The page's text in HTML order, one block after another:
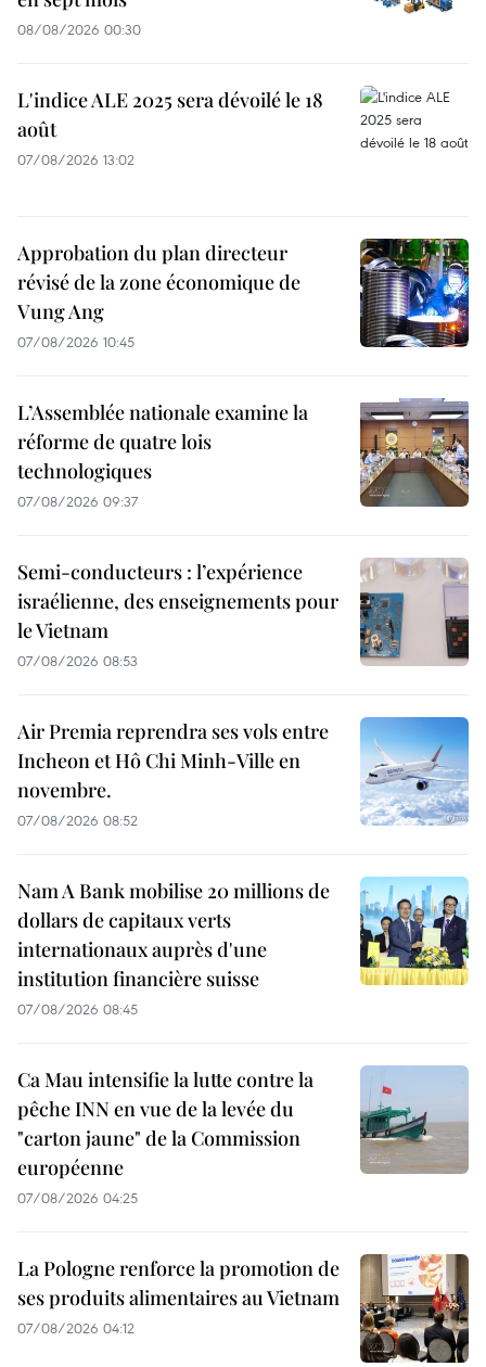
08/08/2026 00:30
L'indice ALE 2025 sera dévoilé le 18
août
07/08/2026 13:02
Approbation du plan directeur
révisé de la zone économique de
Vung Ang
07/08/2026 10:45
L’Assemblée nationale examine la
réforme de quatre lois
technologiques
07/08/2026 09:37
Semi-conducteurs : l’expérience
israélienne, des enseignements pour
le Vietnam
07/08/2026 08:53
Air Premia reprendra ses vols entre
Incheon et Hô Chi Minh-Ville en
novembre.
07/08/2026 08:52
Nam A Bank mobilise 20 millions de
dollars de capitaux verts
internationaux auprès d'une
institution financière suisse
07/08/2026 08:45
Ca Mau intensifie la lutte contre la
pêche INN en vue de la levée du
"carton jaune" de la Commission
européenne
07/08/2026 04:25
La Pologne renforce la promotion de
ses produits alimentaires au Vietnam
07/08/2026 04:12